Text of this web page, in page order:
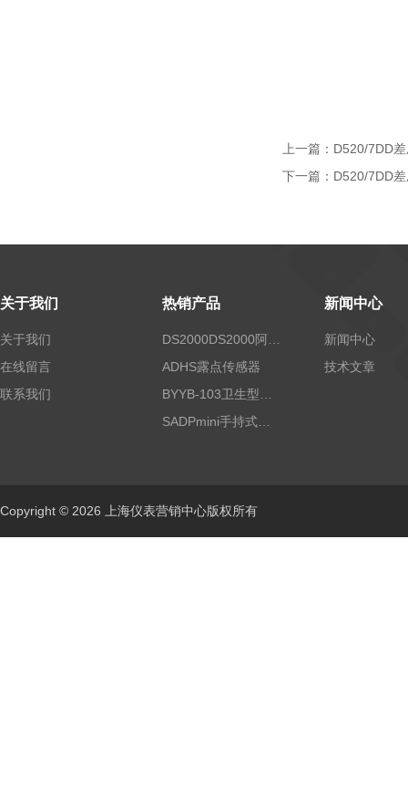
上一篇： D520/7DD
下一篇： D520/7DD
关于我们
关于我们
在线留言
联系我们
热销产品
ADHS露点传感器
新闻中心
新闻中心
技术文章
Copyright © 2026 上海仪表营销中心版权所有